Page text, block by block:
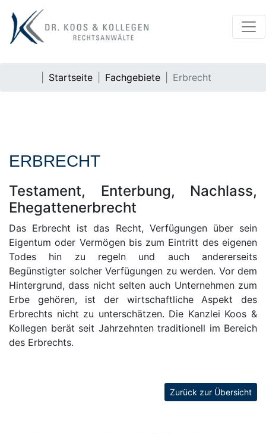
Startseite Fachgebiete Erbrecht
ERBRECHT
Testament, Enterbung, Nachlass,
Ehegattenerbrecht
Das Erbrecht ist das Recht, Verfügungen über sein
Eigentum oder Vermögen bis zum Eintritt des eigenen
Todes hin zu regeln und auch andererseits
Begünstigter solcher Verfügungen zu werden. Vor dem
Hintergrund, dass nicht selten auch Unternehmen zum
Erbe gehören, ist der wirtschaftliche Aspekt des
Erbrechts nicht zu unterschätzen. Die Kanzlei Koos &
Kollegen berät seit Jahrzehnten traditionell im Bereich
des Erbrechts.
Zurück zur Übersicht